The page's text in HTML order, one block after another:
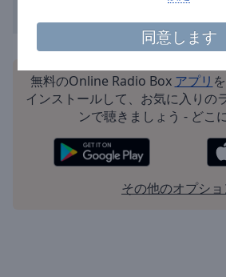
同意します
Close
Modal
Dialog
無料のOnline Radio Box アプリ
インストールして、お気に入りの
ンで聴きましょう - どこ
その他のオプシ